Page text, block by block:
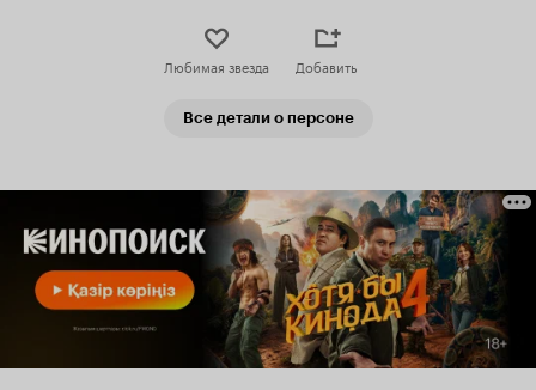
Любимая звезда Добавить
Все детали о персоне